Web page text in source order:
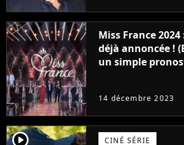
Miss France
déjà annoncée !
un simple
14 décembre 2023
player2 CINÉ SÉRIE